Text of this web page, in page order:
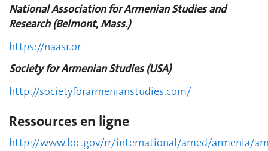
National Association for Armenian Studies and
Research (Belmont, Mass.)
https://naasr.or
Society for Armenian Studies (USA)
http://societyforarmenianstudies.com/
Ressources en ligne
http://www.loc.gov/rr/international/amed/armenia/